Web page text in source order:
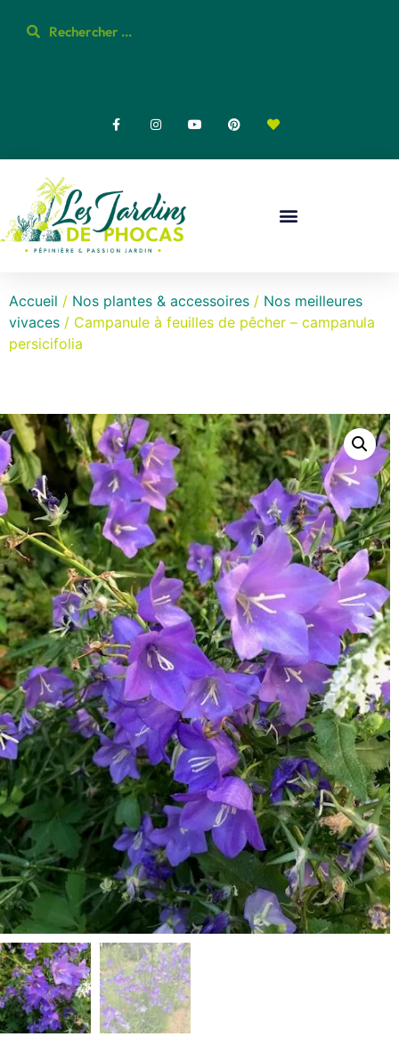
Accueil / Nos plantes & accessoires / Nos meilleures
vivaces / Campanule à feuilles de pêcher – campanula
persicifolia